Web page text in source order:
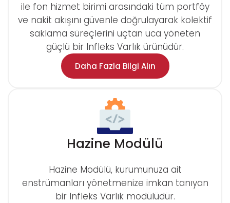
ile fon hizmet birimi arasındaki tüm portföy
ve nakit akışını güvenle doğrulayarak kolektif
saklama süreçlerini uçtan uca yöneten
güçlü bir Infleks Varlık ürünüdür.
Daha Fazla Bilgi Alın
Hazine Modülü
Hazine Modülü, kurumunuza ait
enstrümanları yönetmenize imkan tanıyan
bir Infleks Varlık modülüdür.